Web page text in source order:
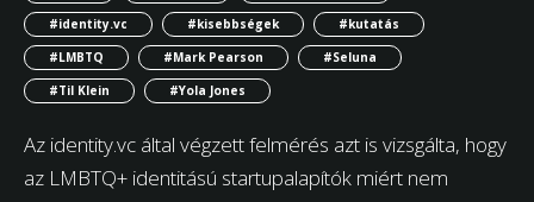
#identity.vc
#kisebbségek
#kutatás
#LMBTQ
#Mark Pearson
#Seluna
#Til Klein
#Yola Jones
Az identity.vc által végzett felmérés azt is vizsgálta, hogy
az LMBTQ+ identitású startupalapítók miért nem